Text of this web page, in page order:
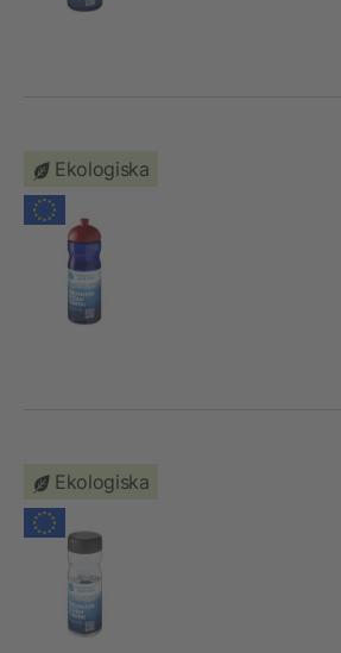
Ekologiska
Ekologiska